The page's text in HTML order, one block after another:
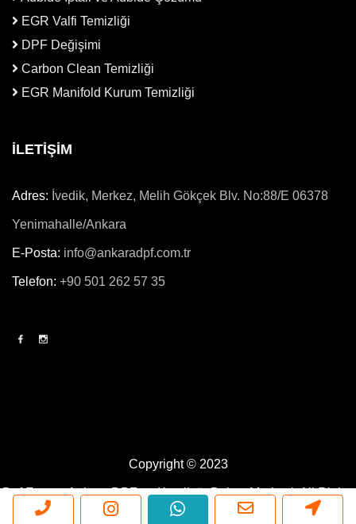
EGR Valfi Temizliği
DPF Değişimi
Carbon Clean Temizliği
EGR Manifold Kurum Temizliği
İLETİŞİM
Adres: İvedik, Merkez, Melih Gökçek Blv. No:88/E 06378
Yenimahalle/Ankara
E-Posta: info@ankaradpf.com.tr
Telefon: +90 501 262 57 35
Copyright © 2023
Dpf Force - Ankara DPF ve Katalizör Bakım Merkezi.All Rights